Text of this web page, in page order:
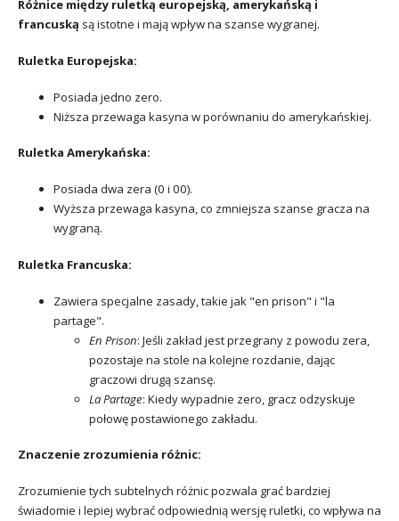
Różnice między ruletką europejską, amerykańską i
francuską są istotne i mają wpływ na szanse wygranej.
Ruletka Europejska:
Posiada jedno zero.
Niższa przewaga kasyna w porównaniu do amerykańskiej.
Ruletka Amerykańska:
Posiada dwa zera (0 i 00).
Wyższa przewaga kasyna, co zmniejsza szanse gracza na
wygraną.
Ruletka Francuska:
Zawiera specjalne zasady, takie jak "en prison" i "la
partage".
En Prison: Jeśli zakład jest przegrany z powodu zera,
pozostaje na stole na kolejne rozdanie, dając
graczowi drugą szansę.
La Partage: Kiedy wypadnie zero, gracz odzyskuje
połowę postawionego zakładu.
Znaczenie zrozumienia różnic:
Zrozumienie tych subtelnych różnic pozwala grać bardziej
świadomie i lepiej wybrać odpowiednią wersję ruletki, co wpływa na